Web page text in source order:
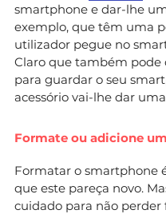
smartphone e dar-lhe
exemplo, que têm uma
utilizador pegue no
Claro que também pode
para guardar o seu
acessório vai-lhe dar
Formate ou adicione
Formatar o smartphone
que este pareça novo.
cuidado para não